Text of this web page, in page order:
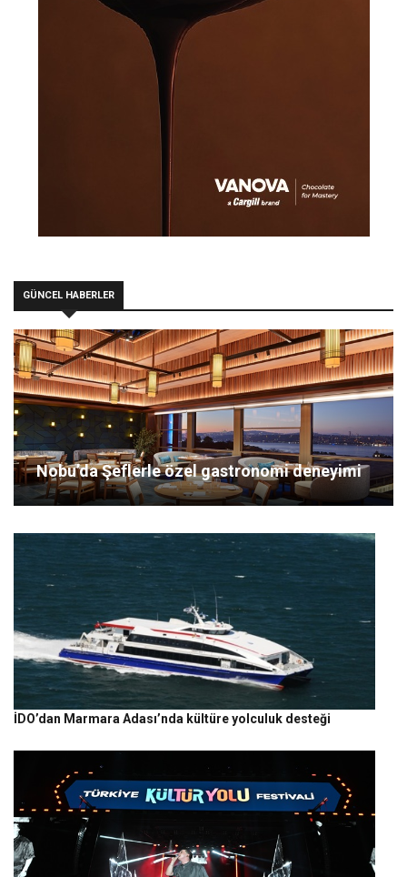
GÜNCEL HABERLER
Nobu’da Şeflerle özel gastronomi deneyimi
İDO’dan Marmara Adası’nda kültüre yolculuk desteği